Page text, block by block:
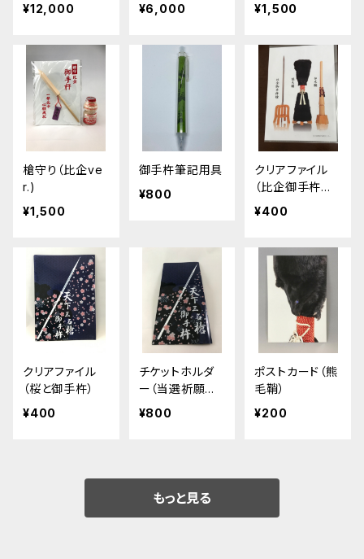
¥12,000
¥6,000
¥1,500
槍守り（比企ve
r.)
¥1,500
御手杵筆記用具
¥800
クリアファイル
（比企御手杵の
写真）
¥400
クリアファイル
（桜と御手杵）
¥400
チケットホルダ
ー（当選祈願お
まけつき）
¥800
ポストカード（熊
毛鞘）
¥200
もっと見る